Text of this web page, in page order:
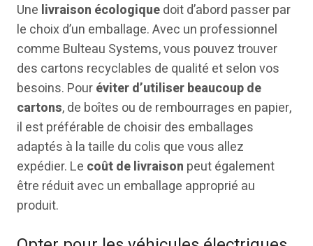
Une livraison écologiquedoit d’abord passer par
le choix d’un emballage. Avec un professionnel
comme Bulteau Systems, vous pouvez trouver
des cartons recyclables de qualité et selon vos
besoins. Pouréviter d’utiliser beaucoup de
cartons, de boîtes ou de rembourrages en papier,
il est préférable de choisir des emballages
adaptés à la taille du colis que vous allez
expédier. Le coût de livraison peut également
être réduit avec un emballage approprié au
produit.